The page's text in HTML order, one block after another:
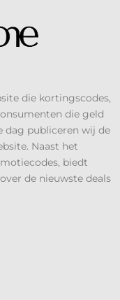
die kortingscodes,
die geld
dag publiceren wij de
Naast het
biedt
de nieuwste deals